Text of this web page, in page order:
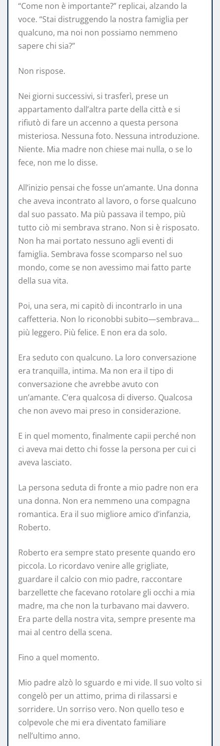
“Come non è importante?” replicai, alzando la
voce. “Stai distruggendo la nostra famiglia per
qualcuno, ma noi non possiamo nemmeno
sapere chi sia?”
Non rispose.
Nei giorni successivi, si trasferì, prese un
appartamento dall’altra parte della città e si
rifiutò di fare un accenno a questa persona
misteriosa. Nessuna foto. Nessuna introduzione.
Niente. Mia madre non chiese mai nulla, o se lo
fece, non me lo disse.
All’inizio pensai che fosse un’amante. Una donna
che aveva incontrato al lavoro, o forse qualcuno
dal suo passato. Ma più passava il tempo, più
tutto ciò mi sembrava strano. Non si è risposato.
Non ha mai portato nessuno agli eventi di
famiglia. Sembrava fosse scomparso nel suo
mondo, come se non avessimo mai fatto parte
della sua vita.
Poi, una sera, mi capitò di incontrarlo in una
caffetteria. Non lo riconobbi subito—sembrava…
più leggero. Più felice. E non era da solo.
Era seduto con qualcuno. La loro conversazione
era tranquilla, intima. Ma non era il tipo di
conversazione che avrebbe avuto con
un’amante. C’era qualcosa di diverso. Qualcosa
che non avevo mai preso in considerazione.
E in quel momento, finalmente capii perché non
ci aveva mai detto chi fosse la persona per cui ci
aveva lasciato.
La persona seduta di fronte a mio padre non era
una donna. Non era nemmeno una compagna
romantica. Era il suo migliore amico d’infanzia,
Roberto.
Roberto era sempre stato presente quando ero
piccola. Lo ricordavo venire alle grigliate,
guardare il calcio con mio padre, raccontare
barzellette che facevano rotolare gli occhi a mia
madre, ma che non la turbavano mai davvero.
Era parte della nostra vita, sempre presente ma
mai al centro della scena.
Fino a quel momento.
Mio padre alzò lo sguardo e mi vide. Il suo volto si
congelò per un attimo, prima di rilassarsi e
sorridere. Un sorriso vero. Non quello teso e
colpevole che mi era diventato familiare
nell’ultimo anno.